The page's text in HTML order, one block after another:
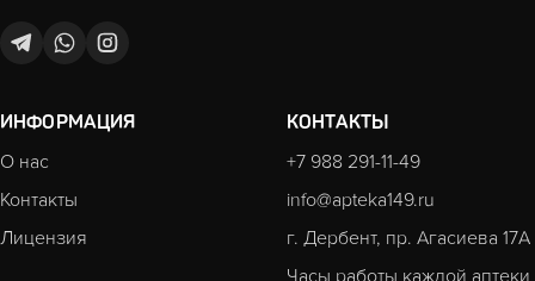
ИНФОРМАЦИЯ
О нас
Контакты
Лицензия
КОНТАКТЫ
+7 988 291-11-49
info@apteka149.ru
г. Дербент, пр. Агасиева 17А
Часы работы каждой аптеки